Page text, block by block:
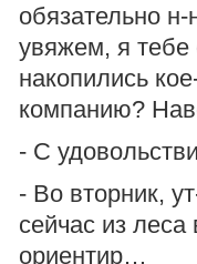
обязательно
увяжем, я
накопились
компанию?
- С
- Во вторник,
сейчас из
ориентир…